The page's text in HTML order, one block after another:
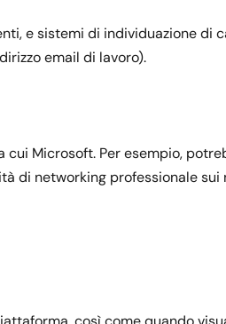
e sistemi di individuazione di
email di lavoro).
Microsoft. Per esempio,
di networking professionale sui